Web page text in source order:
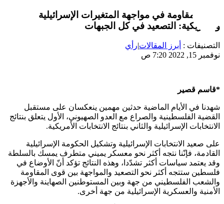
قوى المقاومة في مواجهة المتغيرات الإسرائيلية
والأمريكية: التصعيد في كل الجبهات
التصنيفات : أبرز المقالات|رأي
نوفمبر 15, 2022 7:20 ص
*قاسم قصير
شهدنا في الأيام الماضية حدثين مهمين ينعكسان على مستقبل
القضية الفلسطينية والصراع مع العدو الصهيوني، الأول يتعلق بنتائج
الانتخابات الإسرائيلية والثاني بنتائج الانتخابات الأمريكية.
على صعيد الانتخابات الإسرائيلية وتشكيل الحكومة الإسرائيلية
القادمة، فإنّنا نتجه أكثر نحو معسكر يميني متطرف يمسك بالسلطة
وقد يعتمد سياسات أكثر تشدّدا، وهذه النتائج تؤكد أنّ الأوضاع في
فلسطين ستتجه أكثر نحو التصعيد والمواجهة بين قوى المقاومة
والشعب الفلسطيني من جهة وبين المستوطنين الصهاينة والأجهزة
الأمنية والعسكرية الإسرائيلية من جهة أخرى.